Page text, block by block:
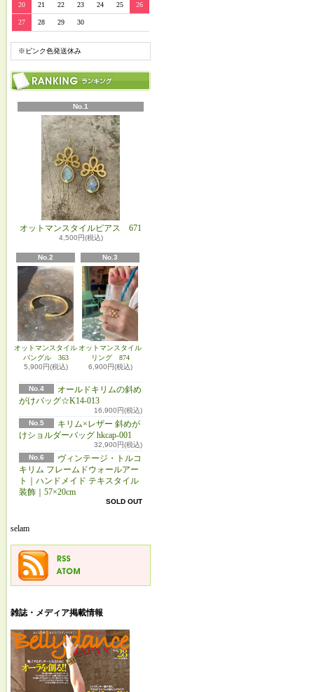
20 21 22 23 24 25 26
27 28 29 30
※ピンク色発送休み
No.1
オットマンスタイルピアス 671
4,500円(税込)
No.2
オットマンスタイル
バングル 363
5,900円(税込)
No.3
オットマンスタイル
リング 874
6,900円(税込)
No.4
オールドキリムの斜め
がけバッグ☆K14-013
16,900円(税込)
No.5
キリム×レザー 斜めが
けショルダーバッグ hkcap-001
32,900円(税込)
No.6
ヴィンテージ・トルコ
キリム フレームドウォールアー
ト｜ハンドメイド テキスタイル
装飾｜57×20cm
SOLD OUT
selam
雑誌・メディア掲載情報